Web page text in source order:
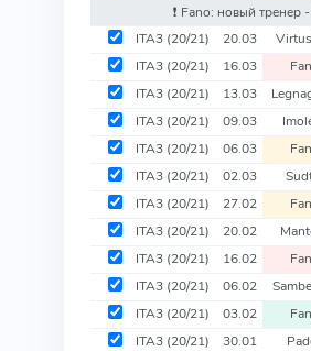
❗️ Fano: новый
ITA3 (20/21) 20.03
ITA3 (20/21) 16.03
ITA3 (20/21) 13.03
ITA3 (20/21) 09.03
ITA3 (20/21) 06.03
ITA3 (20/21) 02.03
ITA3 (20/21) 27.02
ITA3 (20/21) 20.02
ITA3 (20/21) 16.02
ITA3 (20/21) 06.02
ITA3 (20/21) 03.02
ITA3 (20/21) 30.01